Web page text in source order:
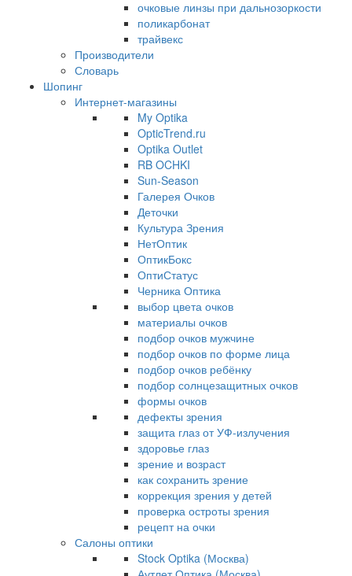
очковые линзы при дальнозоркости
поликарбонат
трайвекс
Производители
Словарь
Шопинг
Интернет-магазины
My Optika
OpticTrend.ru
Optika Outlet
RB OCHKI
Sun-Season
Галерея Очков
Деточки
Культура Зрения
НетОптик
ОптикБокс
ОптиСтатус
Черника Оптика
выбор цвета очков
материалы очков
подбор очков мужчине
подбор очков по форме лица
подбор очков ребёнку
подбор солнцезащитных очков
формы очков
дефекты зрения
защита глаз от УФ-излучения
здоровье глаз
зрение и возраст
как сохранить зрение
коррекция зрения у детей
проверка остроты зрения
рецепт на очки
Салоны оптики
Stock Optika (Москва)